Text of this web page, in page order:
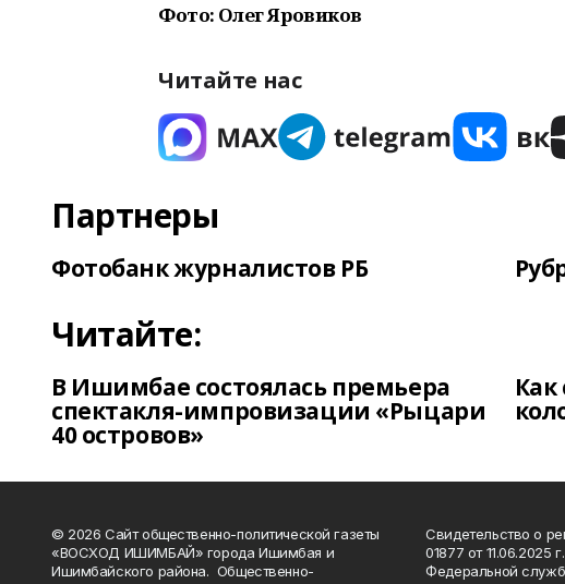
Фото: Олег Яровиков
Читайте нас
Партнеры
Фотобанк журналистов РБ
Читайте:
В Ишимбае состоялась премьера
спектакля-импровизации «Рыцари
40 островов»
Как
© 2026 Сайт общественно-политической газеты
«ВОСХОД ИШИМБАЙ» города Ишимбая и
Ишимбайского района. Общественно-
Свидетельство о
01877 от 11.06.2025
Федеральной